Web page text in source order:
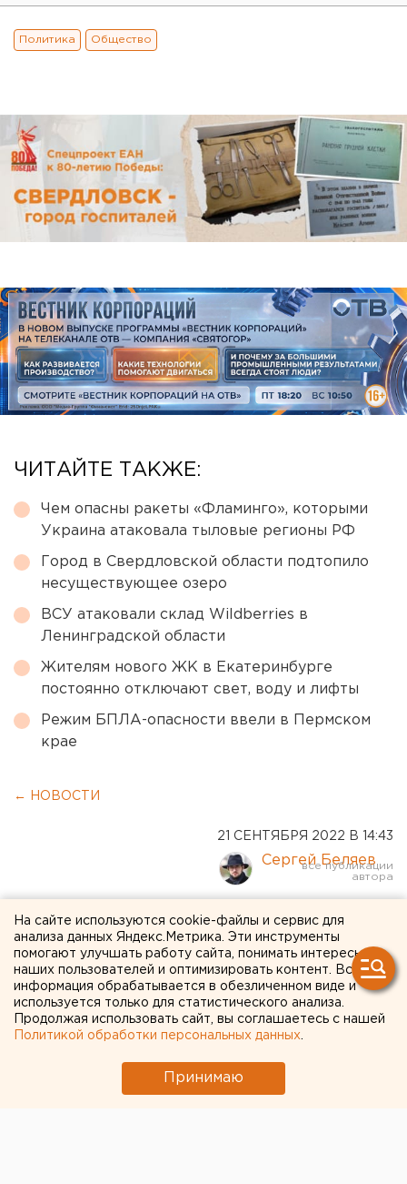
Политика Общество
ЧИТАЙТЕ ТАКЖЕ:
Чем опасны ракеты «Фламинго», которыми
Украина атаковала тыловые регионы РФ
Город в Свердловской области подтопило
несуществующее озеро
ВСУ атаковали склад Wildberries в
Ленинградской области
Жителям нового ЖК в Екатеринбурге
постоянно отключают свет, воду и лифты
Режим БПЛА-опасности ввели в Пермском
крае
← НОВОСТИ
21 СЕНТЯБРЯ 2022 В 14:43
Сергей Беляев
Не у всех есть бронь: кто из
свердловских депутатов
может попасть под
мобилизацию
На сайте используются cookie-файлы и сервис для
анализа данных Яндекс.Метрика. Эти инструменты
помогают улучшать работу сайта, понимать интересы
наших пользователей и оптимизировать контент. Вся
информация обрабатывается в обезличенном виде и
используется только для статистического анализа.
Продолжая использовать сайт, вы соглашаетесь с нашей
Политикой обработки персональных данных
Принимаю